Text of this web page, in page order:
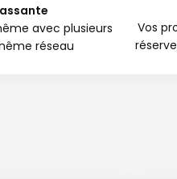
avec plusieurs
réseau
Vos